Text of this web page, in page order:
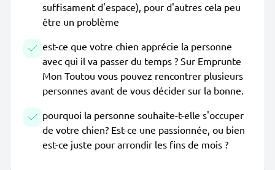
suffisament d'espace), pour d'autres cela peu
être un problème
est-ce que votre chien apprécie la personne
avec qui il va passer du temps ? Sur Emprunte
Mon Toutou vous pouvez rencontrer plusieurs
personnes avant de vous décider sur la bonne.
pourquoi la personne souhaite-t-elle s'occuper
de votre chien? Est-ce une passionnée, ou bien
est-ce juste pour arrondir les fins de mois ?